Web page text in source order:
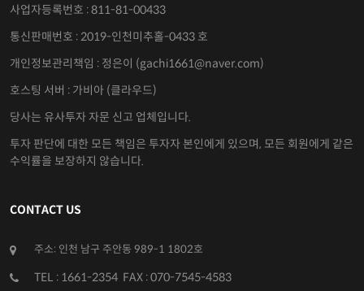
사업자등록번호 : 811-81-00433
통신판매번호 : 2019-인천미추홀-0433 호
개인정보관리책임 : 정은이 (gachi1661@naver.com)
호스팅 서버 : 가비아 (클라우드)
당사는 유사투자 자문 신고 업체입니다.
투자 판단에 대한 모든 책임은 투자자 본인에게 있으며, 모든 회원에게 같은
수익률을 보장하지 않습니다.
CONTACT US
주소: 인천 남구 주안동 989-1 1802호
TEL : 1661-2354 FAX : 070-7545-4583